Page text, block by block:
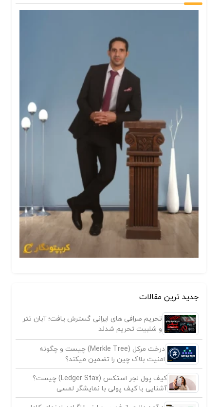
جدید ترین مقالات
تحریم صرافی های ایرانی گسترش یافت؛ آبان تتر
و شلبیت تحریم شدند
درخت مرکل (Merkle Tree) چیست و چگونه
امنیت بلاک چین را تضمین میکند؟
کیف پول لجر استکس (Ledger Stax) چیست؟
آشنایی با کیف پولی با نمایشگر لمسی